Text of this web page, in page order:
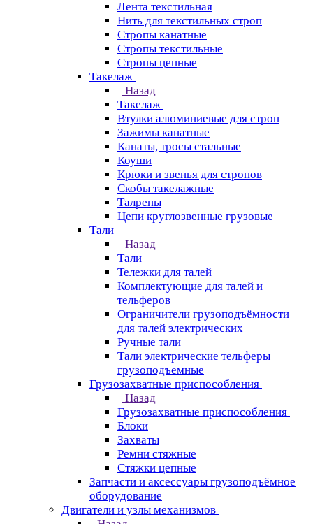
Лента текстильная
Нить для текстильных строп
Стропы канатные
Стропы текстильные
Стропы цепные
Такелаж
Назад
Такелаж
Втулки алюминиевые для строп
Зажимы канатные
Канаты, тросы стальные
Коуши
Крюки и звенья для стропов
Скобы такелажные
Талрепы
Цепи круглозвенные грузовые
Тали
Назад
Тали
Тележки для талей
Комплектующие для талей и
тельферов
Ограничители грузоподъёмности
для талей электрических
Ручные тали
Тали электрические тельферы
грузоподъемные
Грузозахватные приспособления
Назад
Грузозахватные приспособления
Блоки
Захваты
Ремни стяжные
Стяжки цепные
Запчасти и аксессуары грузоподъёмное
оборудование
Двигатели и узлы механизмов